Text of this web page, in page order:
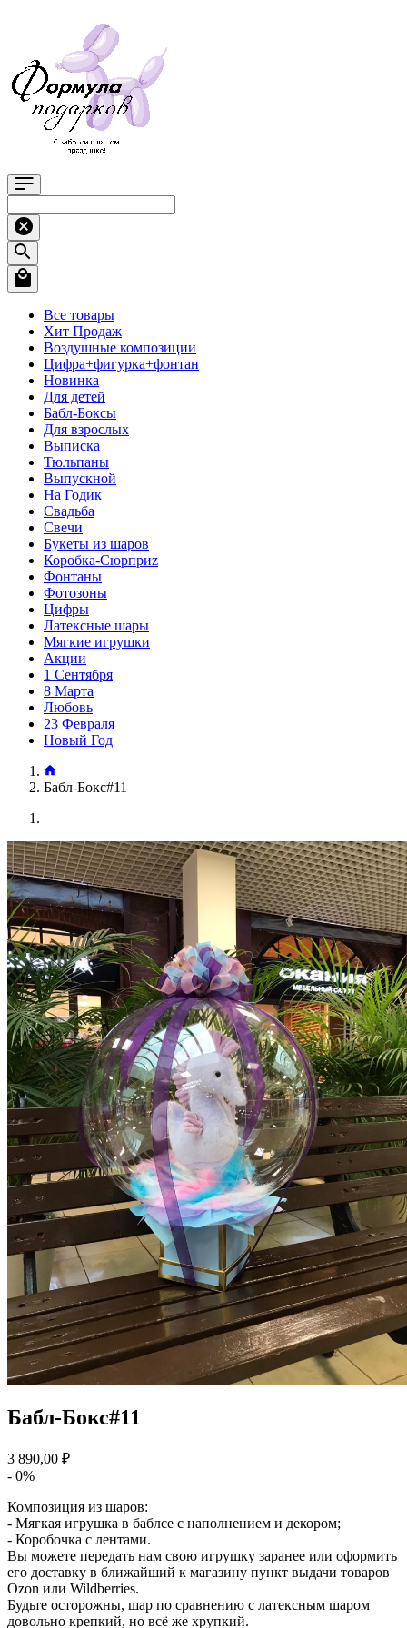
Все товары
Хит Продаж
Воздушные композиции
Цифра+фигурка+фонтан
Новинка
Для детей
Бабл-Боксы
Для взрослых
Выписка
Тюльпаны
Выпускной
На Годик
Свадьба
Свечи
Букеты из шаров
Коробка-Сюрприz
Фонтаны
Фотозоны
Цифры
Латексные шары
Мягкие игрушки
Акции
1 Сентября
8 Марта
Любовь
23 Февраля
Новый Год
Бабл-Бокс#11
Бабл-Бокс#11
3 890,00 ₽
- 0%
Композиция из шаров:
- Мягкая игрушка в баблсе с наполнением и декором;
- Коробочка с лентами.
Вы можете передать нам свою игрушку заранее или оформить
его доставку в ближайший к магазину пункт выдачи товаров
Ozon или Wildberries.
Будьте осторожны, шар по сравнению с латексным шаром
довольно крепкий, но всё же хрупкий.